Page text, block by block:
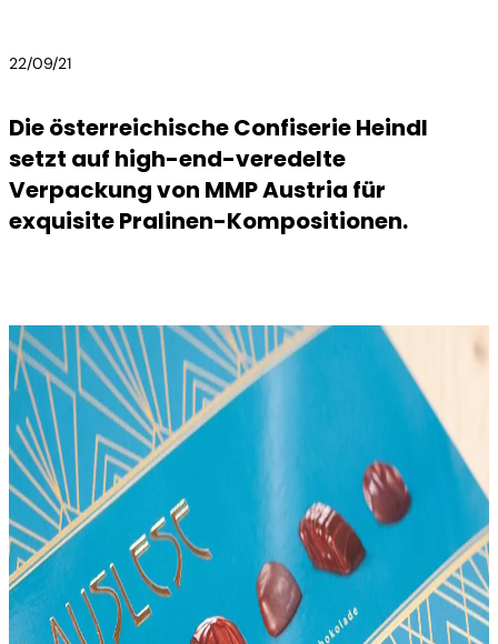
22/09/21
Die österreichische Confiserie Heindl
setzt auf high-end-veredelte
Verpackung von MMP Austria für
exquisite Pralinen-Kompositionen.